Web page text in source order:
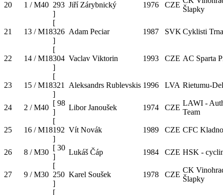
20 1 / M40 293
]
Jiří Zárybnický 1976 CZE
Šlapky
21 13 / M18
[
326
]
Adam Peciar 1987 SVK Cyklisti
22 14 / M18
[
304
]
Vaclav Viktorin 1993 CZE AC Sparta
23 15 / M18
[
321
]
Aleksandrs Rublevskis 1996 LVA Rietumu-
24 2 / M40
[ 98
]
Libor Janoušek 1974 CZE
LAWI -
Team
25 16 / M18
[
192
]
Vít Novák 1989 CZE CFC Kladno
26 8 / M30
[ 30
]
Lukáš Čáp 1984 CZE HSK -
27 9 / M30
[
250
]
Karel Soušek 1978 CZE
CK
Šlapky
[